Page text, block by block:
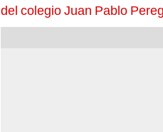
del colegio Juan Pablo